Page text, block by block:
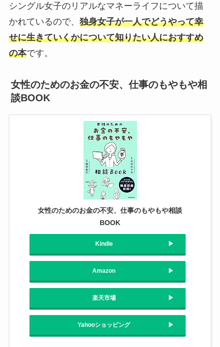
シングル女子のリアルなマネーライフについて描
かれているので、 独身女子が一人でどうやって幸
せに生きていくかについて知りたい人におすすめ
の本です。
女性のためのお金の不安、仕事のもやもや相
談BOOK
女性のためのお金の不安、仕事のもやもや相談
BOOK
Kindle
Amazon
楽天市場
Yahooショッピング